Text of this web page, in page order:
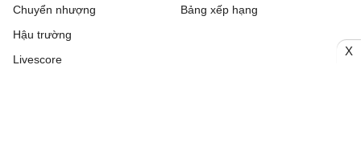
Chuyển nhượng
Hậu trường
Livescore
Bảng xếp hạng
X